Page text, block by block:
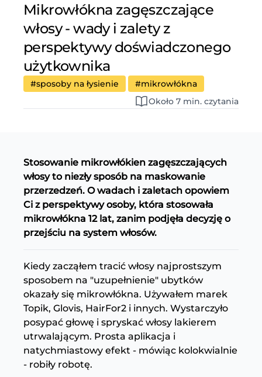
Mikrowłókna zagęszczające
włosy - wady i zalety z
perspektywy doświadczonego
użytkownika
#sposoby na łysienie
#mikrowłókna
Około 7 min. czytania
Stosowanie mikrowłókien zagęszczających
włosy to niezły sposób na maskowanie
przerzedzeń. O wadach i zaletach opowiem
Ci z perspektywy osoby, która stosowała
mikrowłókna 12 lat, zanim podjęła decyzję o
przejściu na system włosów.
Kiedy zacząłem tracić włosy najprostszym
sposobem na "uzupełnienie" ubytków
okazały się mikrowłókna. Używałem marek
Topik, Glovis, HairFor2 i innych. Wystarczyło
posypać głowę i spryskać włosy lakierem
utrwalającym. Prosta aplikacja i
natychmiastowy efekt - mówiąc kolokwialnie
- robiły robotę.